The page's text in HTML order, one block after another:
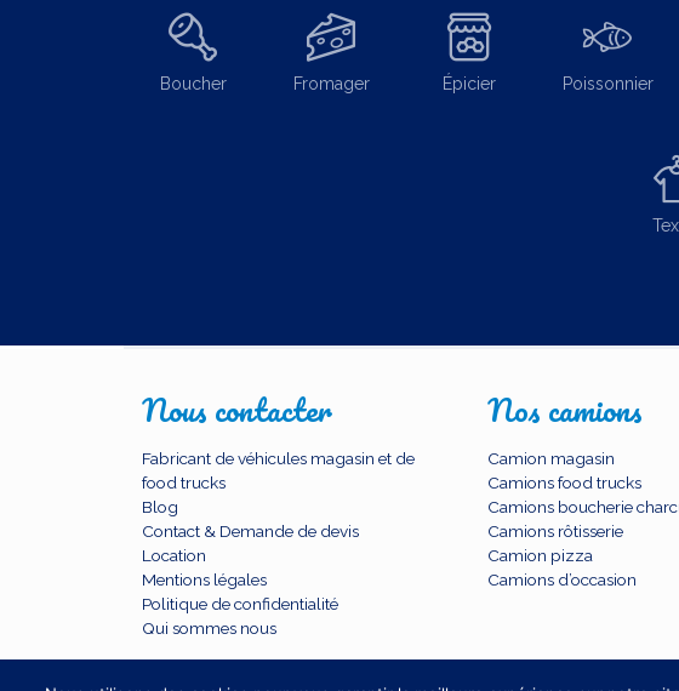
Boucher Fromager Épicier Poissonnier
Nous contacter
Fabricant de véhicules magasin et de
food trucks
Blog
Contact & Demande de devis
Location
Mentions légales
Politique de confidentialité
Qui sommes nous
Nos camions
Camion magasin
Camions food trucks
Camions boucherie
Camions rôtisserie
Camion pizza
Camions d’occasion
©